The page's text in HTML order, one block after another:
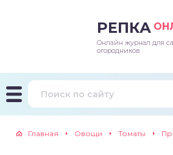
РЕПКА
Онлайн журнал для
огородников
Главная Овощи Томаты
и подкормки